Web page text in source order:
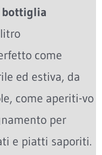
bottiglia
come
ed estiva, da
come aperiti-vo
per
e piatti saporiti.